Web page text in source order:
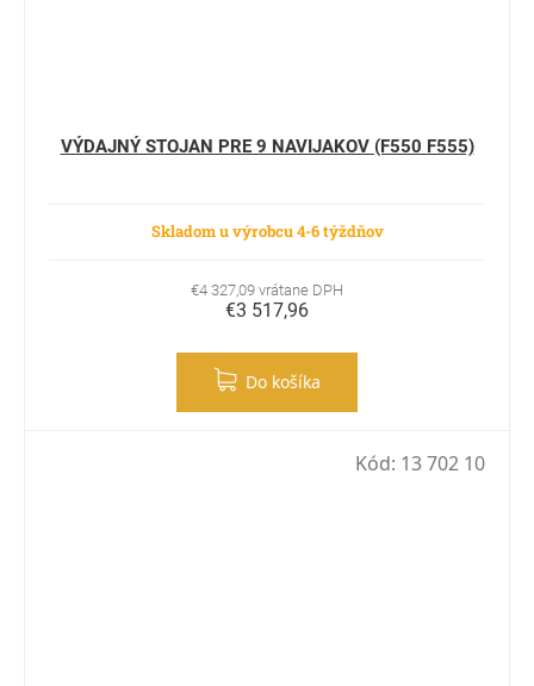
VÝDAJNÝ STOJAN PRE 9 NAVIJAKOV (F550 F555)
Skladom u výrobcu 4-6 týždňov
€4 327,09 vrátane DPH
€3 517,96
Do košíka
Kód: 13 702 10